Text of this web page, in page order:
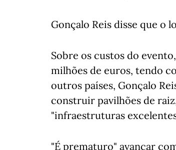
Gonçalo Reis disse que o
Sobre os custos do
milhões de euros, tendo
outros países, Gonçalo
construir pavilhões de
"infraestruturas
"É prematuro" avançar